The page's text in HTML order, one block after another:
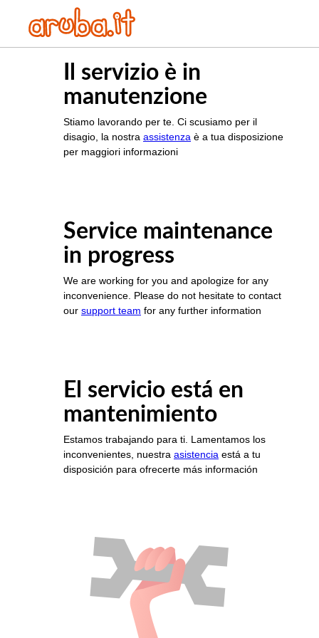
Il servizio è in
manutenzione
Stiamo lavorando per te. Ci scusiamo per il
disagio, la nostra assistenza è a tua disposizione
per maggiori informazioni
Service maintenance
in progress
We are working for you and apologize for any
inconvenience. Please do not hesitate to contact
our support team for any further information
El servicio está en
mantenimiento
Estamos trabajando para ti. Lamentamos los
inconvenientes, nuestra asistencia está a tu
disposición para ofrecerte más información